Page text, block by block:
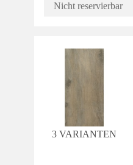
Nicht reservierbar
3 VARIANTEN